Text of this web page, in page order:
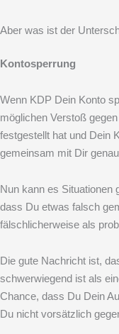
Aber was ist der
Kontosperrung
Wenn KDP Dein Konto
möglichen Verstoß
festgestellt hat und Dein
gemeinsam mit Dir
Nun kann es Situationen
dass Du etwas falsch
fälschlicherweise als
Die gute Nachricht ist,
schwerwiegend ist als
Chance, dass Du Dein
Du nicht vorsätzlich